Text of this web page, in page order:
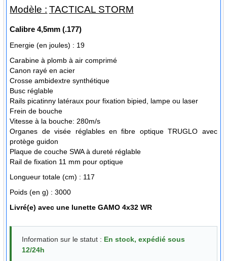
Modèle : TACTICAL STORM
Calibre 4,5mm (.177)
Energie (en joules) : 19
Carabine à plomb à air comprimé
Canon rayé en acier
Crosse ambidextre synthétique
Busc réglable
Rails picatinny latéraux pour fixation bipied, lampe ou laser
Frein de bouche
Vitesse à la bouche: 280m/s
Organes de visée réglables en fibre optique TRUGLO avec
protège guidon
Plaque de couche SWA à dureté réglable
Rail de fixation 11 mm pour optique
Longueur totale (cm) : 117
Poids (en g) : 3000
Livré(e) avec une lunette GAMO 4x32 WR
Information sur le statut : En stock, expédié sous
12/24h